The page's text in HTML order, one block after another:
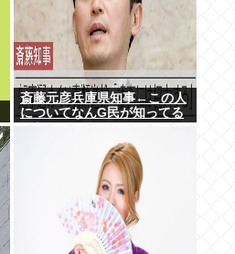
斎藤元彦兵庫県知事←この人
についてなんG民が知ってる